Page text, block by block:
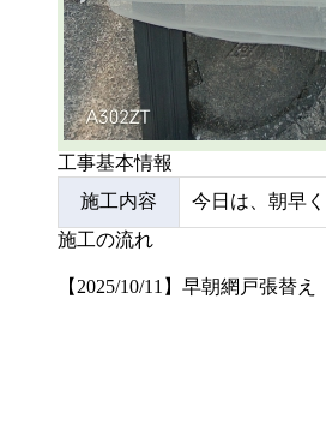
工事基本情報
施工内容
今日は、朝早
施工の流れ
【2025/10/11】早朝網戸張替え